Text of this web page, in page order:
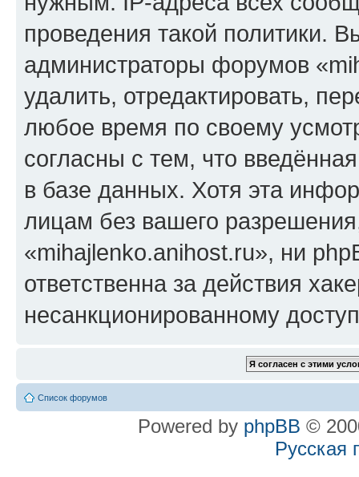
проведения такой политики.
администраторы форумов
удалить, отредактировать,
любое время по своему
согласны с тем, что
в базе данных. Хотя эта
лицам без вашего
«mihajlenko.anihost.ru», ни
ответственна за действия
несанкционированному
Список форумов
Powered by phpBB ©
Русская